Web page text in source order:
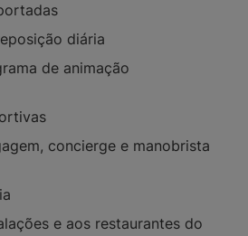
diária
de animação
concierge e manobrista
e aos restaurantes do